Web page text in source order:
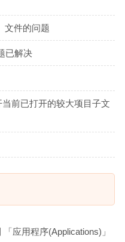
文件的问题
已解决
前已打开的较大项目子文
应用程序(Applications)」